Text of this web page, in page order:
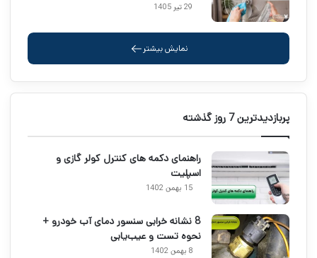
29 تیر 1405
نمایش بیشتر
پربازدیدترین 7 روز گذشته
راهنمای دکمه های کنترل کولر گازی و
اسپلیت
15 بهمن 1402
8 نشانه خرابی سنسور دمای آب خودرو +
نحوه تست و عیب‌یابی
8 بهمن 1402